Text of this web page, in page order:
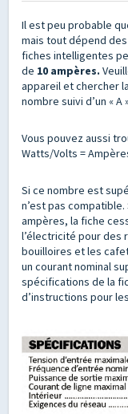
Il est peu probable
mais tout dépend
fiches intelligentes
de 10 ampères.
appareil et chercher
nombre suivi d’un « A
Vous pouvez aussi
Watts/Volts =
Si ce nombre est
n’est pas
ampères, la fiche
l’électricité pour des
bouilloires et les
un courant nominal
spécifications de la
d’instructions pour